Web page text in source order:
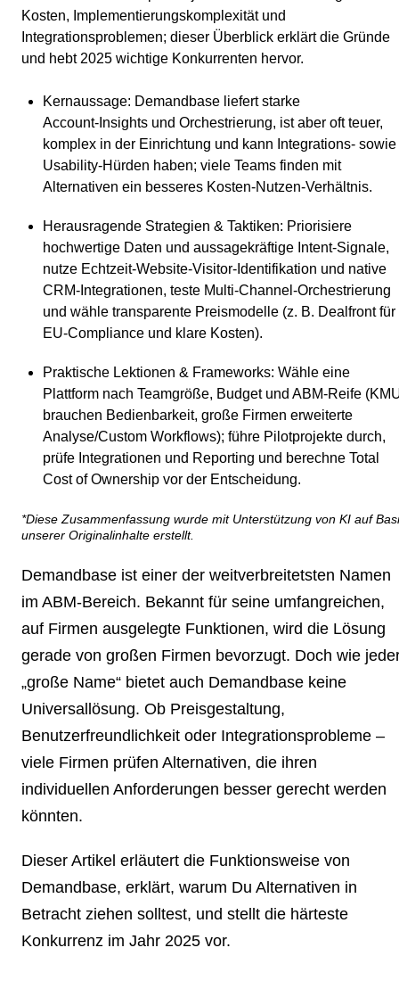
Kosten, Implementierungskomplexität und
Integrationsproblemen; dieser Überblick erklärt die Gründe
und hebt 2025 wichtige Konkurrenten hervor.
Kernaussage: Demandbase liefert starke
Account‑Insights und Orchestrierung, ist aber oft teuer,
komplex in der Einrichtung und kann Integrations- sowie
Usability‑Hürden haben; viele Teams finden mit
Alternativen ein besseres Kosten‑Nutzen‑Verhältnis.
Herausragende Strategien & Taktiken: Priorisiere
hochwertige Daten und aussagekräftige Intent‑Signale,
nutze Echtzeit‑Website‑Visitor‑Identifikation und native
CRM‑Integrationen, teste Multi‑Channel‑Orchestrierung
und wähle transparente Preismodelle (z. B. Dealfront für
EU‑Compliance und klare Kosten).
Praktische Lektionen & Frameworks: Wähle eine
Plattform nach Teamgröße, Budget und ABM‑Reife
brauchen Bedienbarkeit, große Firmen erweiterte
Analyse/Custom Workflows); führe Pilotprojekte durch,
prüfe Integrationen und Reporting und berechne Total
Cost of Ownership vor der Entscheidung.
*Diese Zusammenfassung wurde mit Unterstützung von KI auf
unserer Originalinhalte erstellt.
Demandbase ist einer der weitverbreitetsten Namen
im ABM-Bereich. Bekannt für seine umfangreichen,
auf Firmen ausgelegte Funktionen, wird die Lösung
gerade von großen Firmen bevorzugt. Doch wie
„große Name“ bietet auch Demandbase keine
Universallösung. Ob Preisgestaltung,
Benutzerfreundlichkeit oder Integrationsprobleme –
viele Firmen prüfen Alternativen, die ihren
individuellen Anforderungen besser gerecht werden
könnten.
Dieser Artikel erläutert die Funktionsweise von
Demandbase, erklärt, warum Du Alternativen in
Betracht ziehen solltest, und stellt die härteste
Konkurrenz im Jahr 2025 vor.